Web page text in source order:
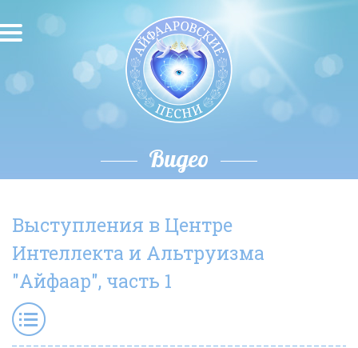
О песнях
Исполнители
О влиянии звука
Новости
Скачать
Контакты
Видео
Выступления в Центре
Интеллекта и Альтруизма
"Айфаар", часть 1